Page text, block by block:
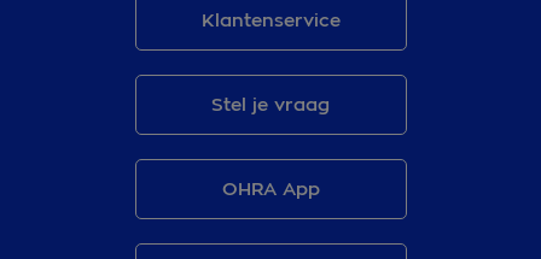
Klantenservice
Stel je vraag
OHRA App